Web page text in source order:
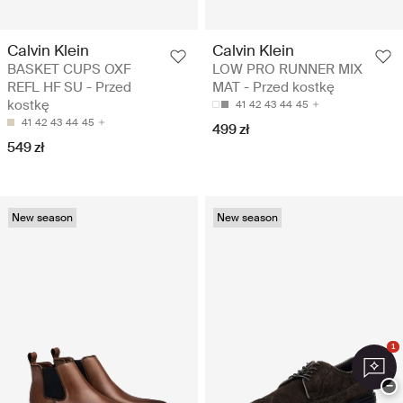
Calvin Klein
BASKET CUPS OXF
REFL HF SU - Przed
kostkę
41 42 43 44 45
549 zł
Calvin Klein
LOW PRO RUNNER MIX
MAT - Przed kostkę
41 42 43 44 45
499 zł
New season New season
1
−